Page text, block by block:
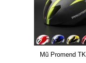
Mũ Promend